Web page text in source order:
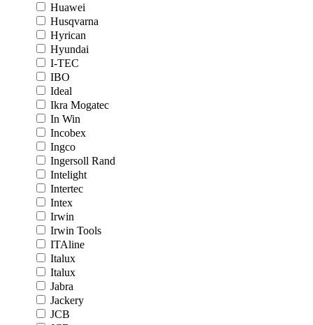
Huawei
Husqvarna
Hyrican
Hyundai
I-TEC
IBO
Ideal
Ikra Mogatec
In Win
Incobex
Ingco
Ingersoll Rand
Intelight
Intertec
Intex
Irwin
Irwin Tools
ITAline
Italux
Italux
Jabra
Jackery
JCB